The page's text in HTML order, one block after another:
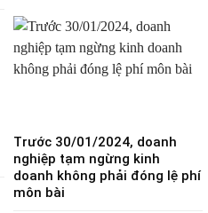
Trước 30/01/2024, doanh
nghiệp tạm ngừng kinh
doanh không phải đóng lệ phí
môn bài